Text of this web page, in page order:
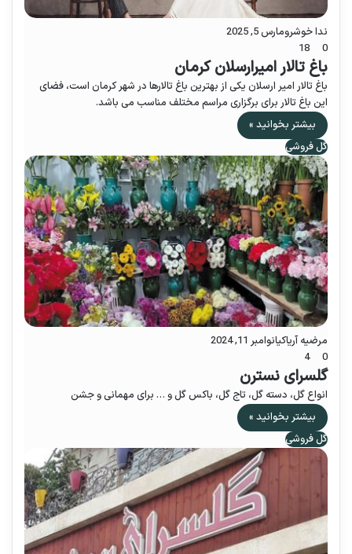
ندا خوشرومارس 5, 2025
0
باغ تالار امیرارسلان کرمان
باغ تالار امیر ارسلان یکی از بهترین باغ تالارها در شهر کرمان است، فضای
این باغ تالار برای برگزاری مراسم مختلف مناسب می باشد.
بیشتر بخوانید »
گل فروشی
مرضیه آریاکیانوامبر 11, 2024
0
4
گلسرای نسترن
انواع گل، دسته گل، تاج گل، باکس گل و … برای مهمانی و جشن
بیشتر بخوانید »
گل فروشی